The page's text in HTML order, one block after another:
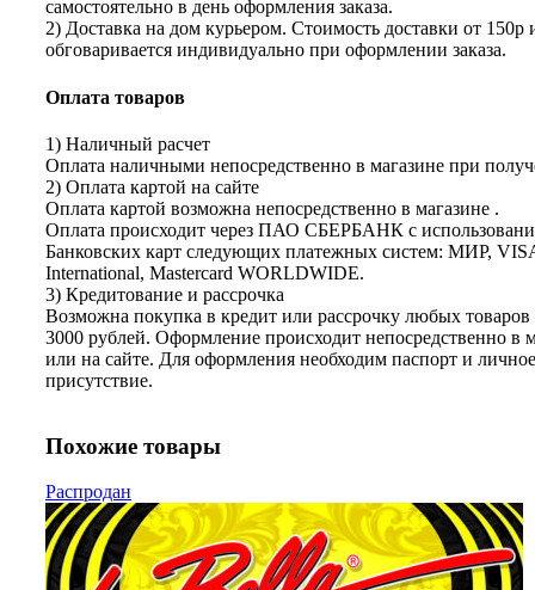
самостоятельно в день оформления заказа.
2) Доставка на дом курьером. Стоимость доставки от 150р
обговаривается индивидуально при оформлении заказа.
Оплата товаров
1) Наличный расчет
Оплата наличными непосредственно в магазине при
2) Оплата картой на сайте
Оплата картой возможна непосредственно в магазине .
Оплата происходит через ПАО СБЕРБАНК с
Банковских карт следующих платежных систем: МИР,
International, Mastercard WORLDWIDE.
3) Кредитование и рассрочка
Возможна покупка в кредит или рассрочку любых
3000 рублей. Оформление происходит непосредственно в
или на сайте. Для оформления необходим паспорт и личное
присутствие.
Похожие товары
Распродан